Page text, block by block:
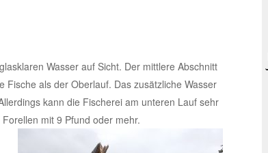
Wasser auf Sicht. Der mittlere Abschnitt
als der Oberlauf. Das zusätzliche Wasser
kann die Fischerei am unteren Lauf sehr
mit 9 Pfund oder mehr.